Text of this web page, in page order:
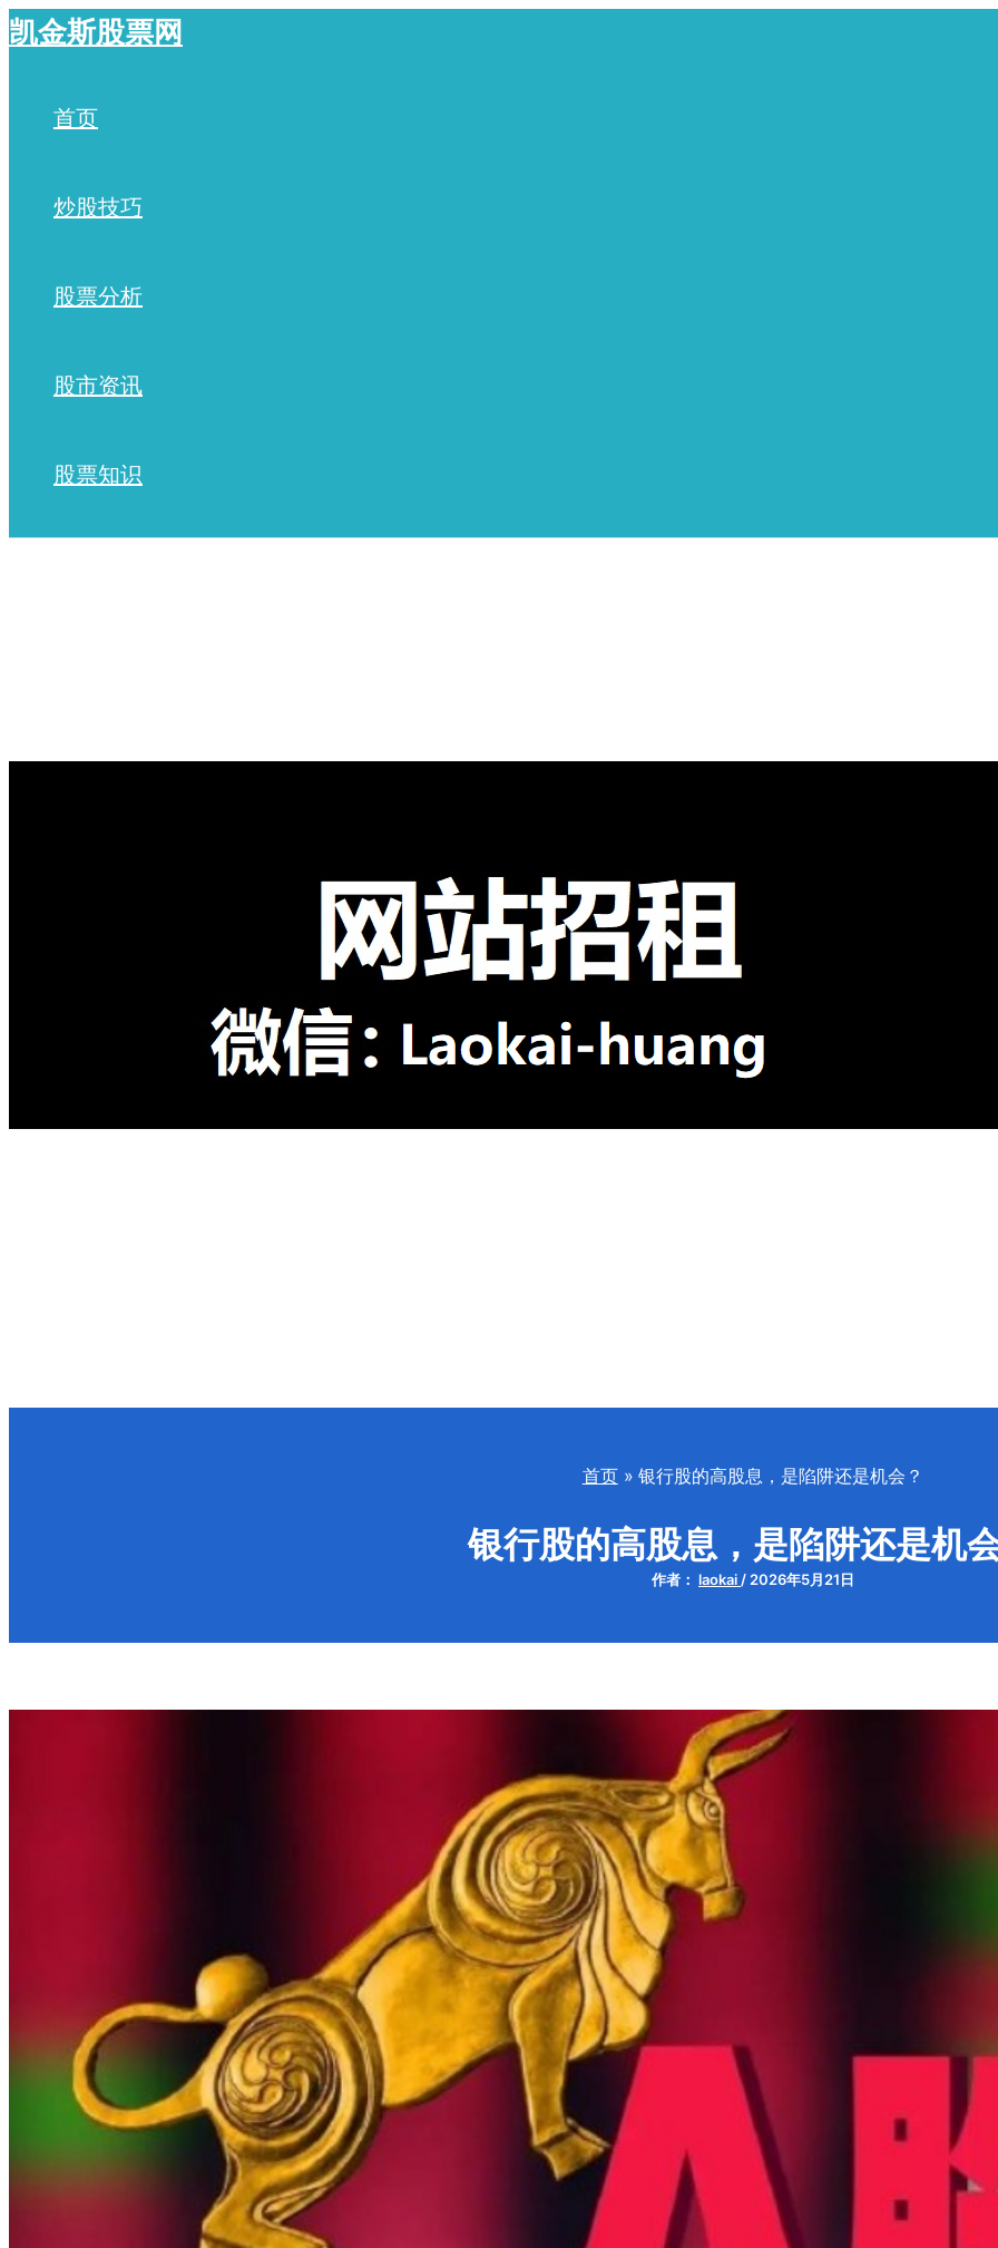
跳
至
凯金斯股票网
首页
炒股技巧
股票分析
股市资讯
股票知识
首页 银行股的高股息，是陷阱还是机会？
银行股的高股息，是陷阱还是机
作者： laokai / 2026年5月21日